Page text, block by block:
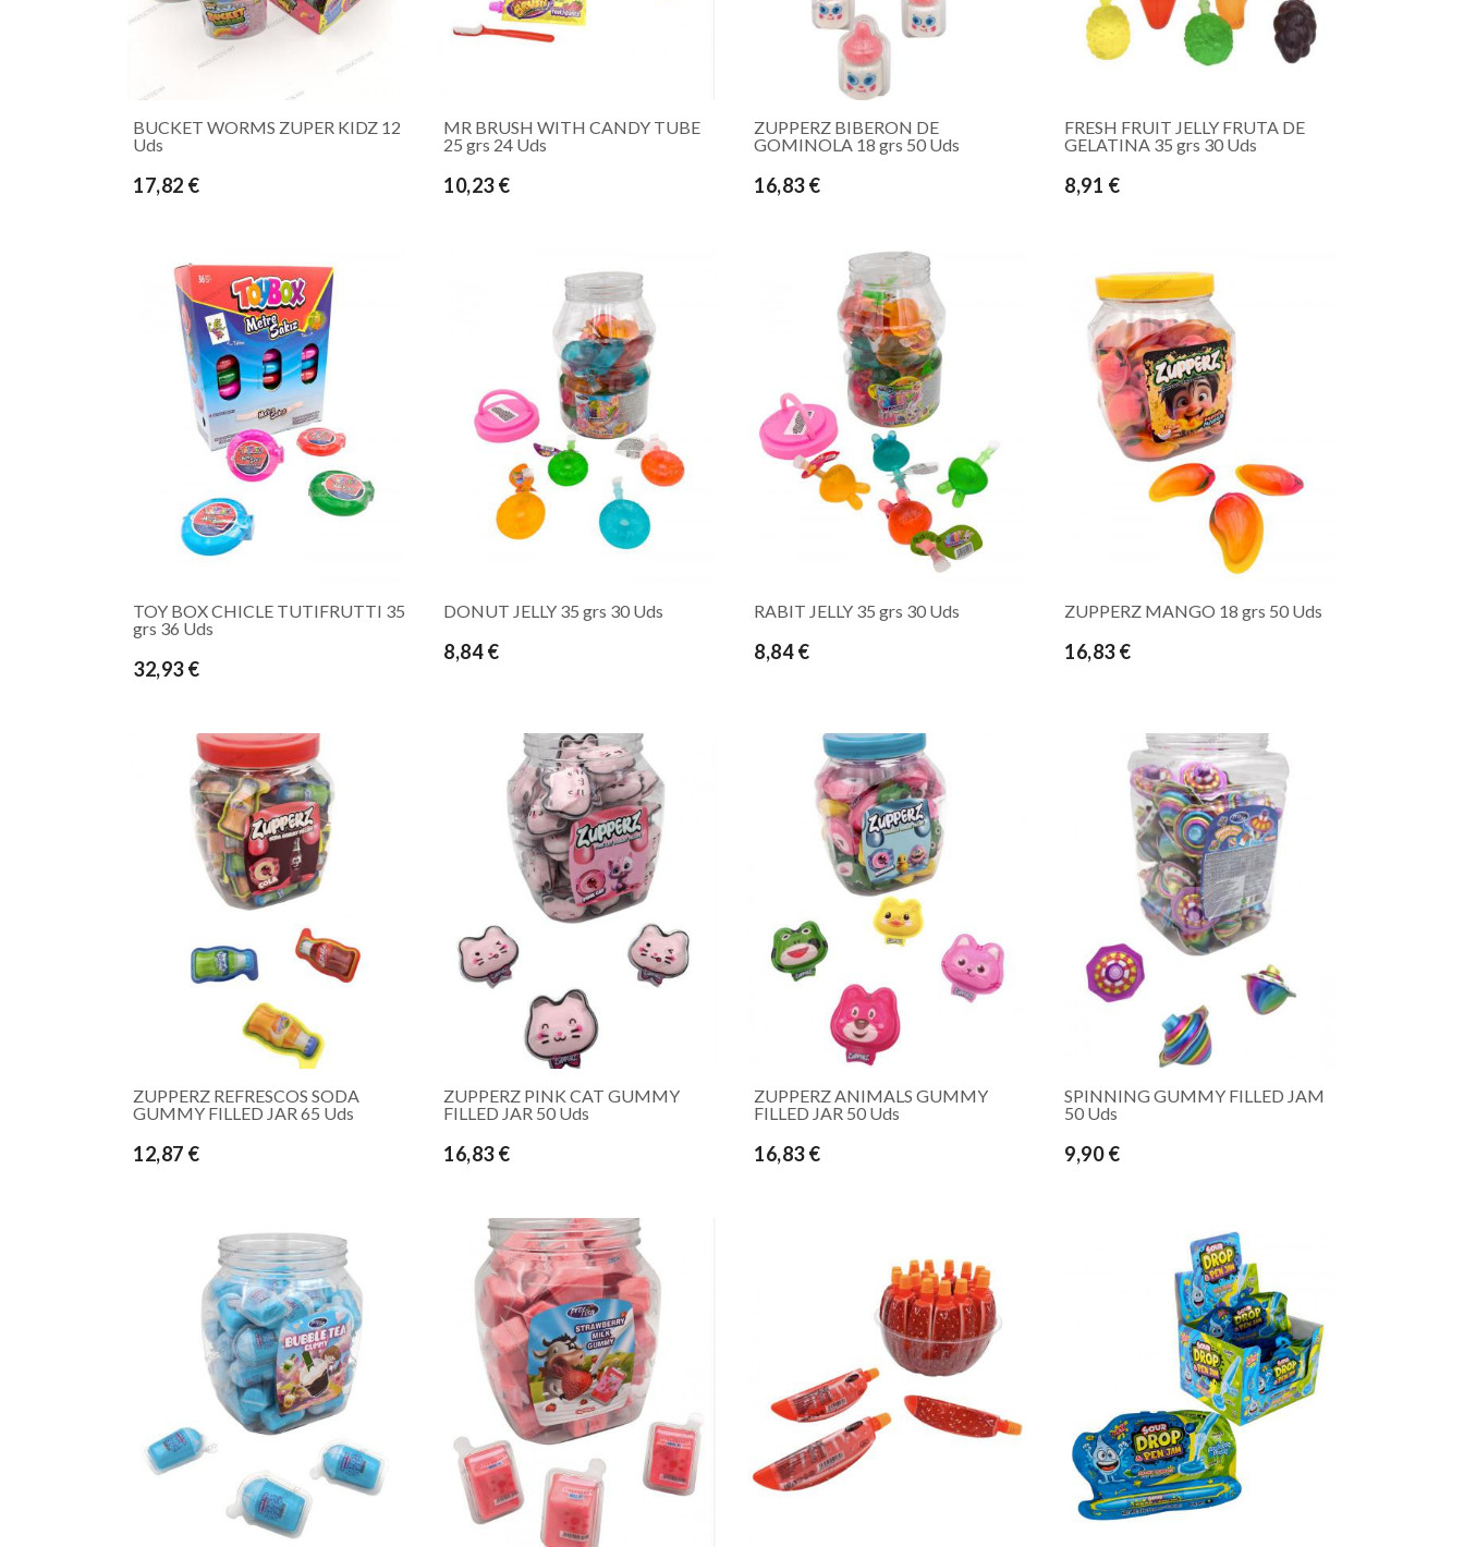
BUCKET WORMS ZUPER KIDZ 12
Uds
17,82 €
MR BRUSH WITH CANDY TUBE
25 grs 24 Uds
10,23 €
ZUPPERZ BIBERON DE
GOMINOLA 18 grs 50 Uds
16,83 €
FRESH FRUIT JELLY FRUTA DE
GELATINA 35 grs 30 Uds
8,91 €
TOY BOX CHICLE TUTIFRUTTI 35
grs 36 Uds
32,93 €
DONUT JELLY 35 grs 30 Uds
8,84 €
RABIT JELLY 35 grs 30 Uds
8,84 €
ZUPPERZ MANGO 18 grs 50 Uds
16,83 €
ZUPPERZ REFRESCOS SODA
GUMMY FILLED JAR 65 Uds
12,87 €
ZUPPERZ PINK CAT GUMMY
FILLED JAR 50 Uds
16,83 €
ZUPPERZ ANIMALS GUMMY
FILLED JAR 50 Uds
16,83 €
SPINNING GUMMY FILLED JAM
50 Uds
9,90 €